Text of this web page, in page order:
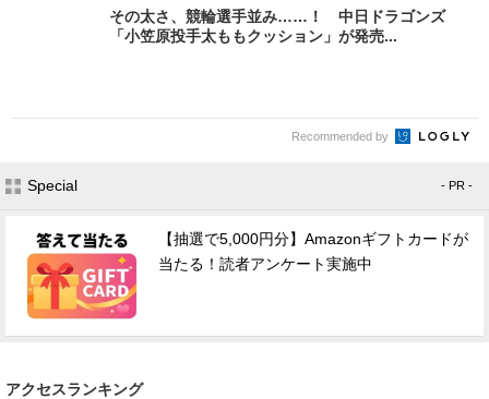
その太さ、競輪選手並み……！ 中日ドラゴンズ
「小笠原投手太ももクッション」が発売...
Recommended by
Special - PR -
【抽選で5,000円分】Amazonギフトカードが
当たる！読者アンケート実施中
アクセスランキング